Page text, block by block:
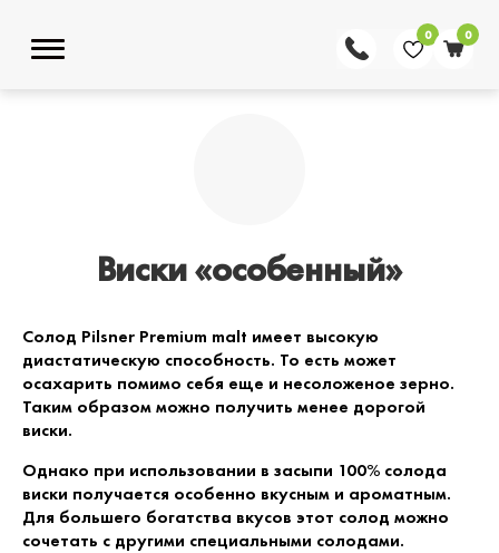
0 0
Виски «особенный»
Солод Pilsner Premium malt имеет высокую
диастатическую способность. То есть может
осахарить помимо себя еще и несоложеное зерно.
Таким образом можно получить менее дорогой
виски.
Однако при использовании в засыпи 100% солода
виски получается особенно вкусным и ароматным.
Для большего богатства вкусов этот солод можно
сочетать с другими специальными солодами.